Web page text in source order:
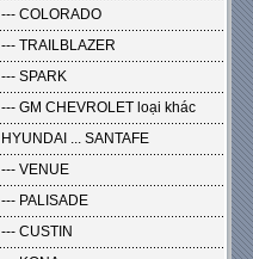
--- COLORADO
--- TRAILBLAZER
--- SPARK
--- GM CHEVROLET loại khác
HYUNDAI ... SANTAFE
--- VENUE
--- PALISADE
--- CUSTIN